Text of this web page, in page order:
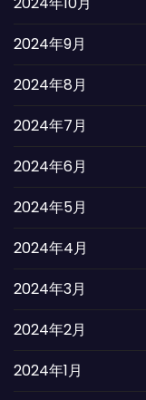
2024年9月
2024年8月
2024年7月
2024年6月
2024年5月
2024年4月
2024年3月
2024年2月
2024年1月